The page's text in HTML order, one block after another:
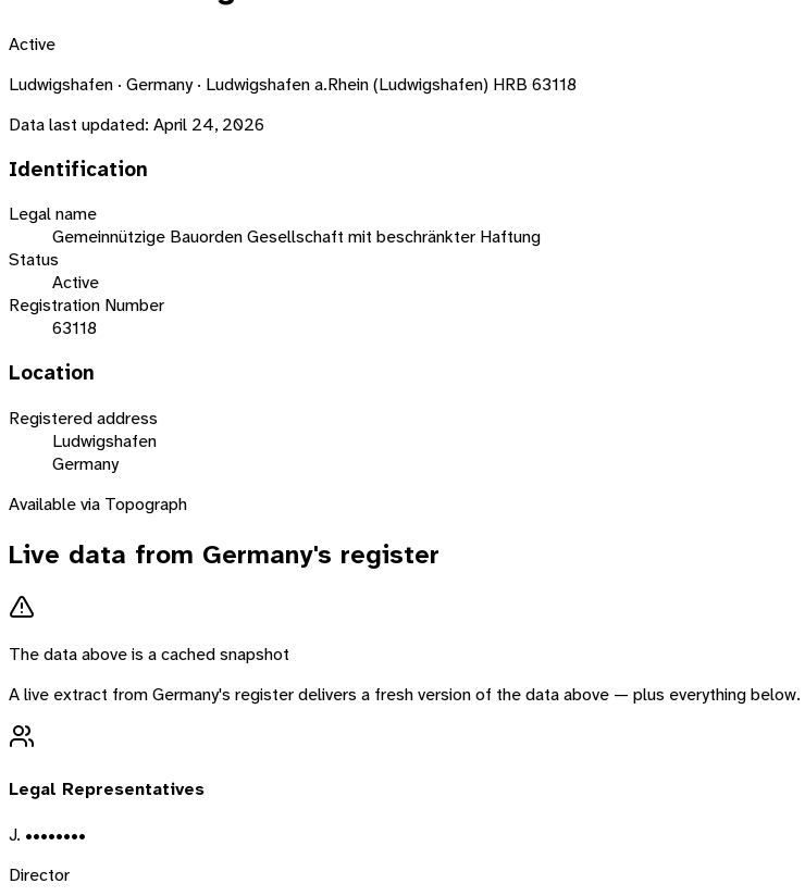
Active
Ludwigshafen · Germany · Ludwigshafen a.Rhein (Ludwigshafen) HRB 63118
Data last updated: April 24, 2026
Identification
Legal name
Gemeinnützige Bauorden Gesellschaft mit beschränkter Haftung
Status
Active
Registration Number
63118
Location
Registered address
Ludwigshafen
Germany
Available via Topograph
Live data from Germany's register
The data above is a cached snapshot
A live extract fromGermany's register delivers a fresh version of the data above — plus everything below.
Legal Representatives
J. ••••••••
Director